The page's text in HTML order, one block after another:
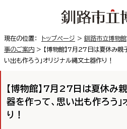
現在の位置： トップページ > 釧路市立博物館
事のご案内 > 【博物館】7月27日は夏休み親
い出も作ろう」オリジナル縄文土器作り！
【博物館】7月27日は夏休み
器を作って、思い出も作ろう
り！